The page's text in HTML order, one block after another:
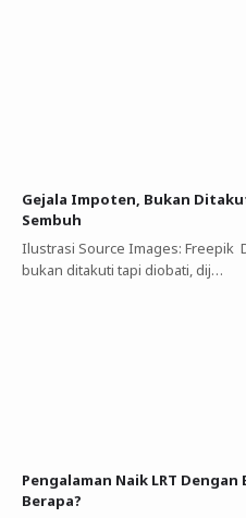
Gejala Impoten, Bukan
Sembuh
Ilustrasi Source Images: Freepik
bukan ditakuti tapi diobati, dij…
Pengalaman Naik LRT
Berapa?